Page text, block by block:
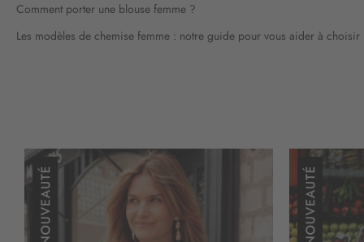
Comment porter une blouse femme ?
Les modèles de chemise femme : notre guide pour vous aider à choisir